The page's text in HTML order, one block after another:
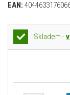
EAN:
Skladem -